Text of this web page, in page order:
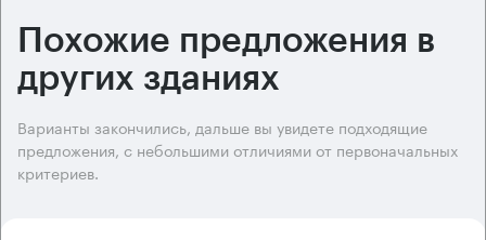
Похожие предложения в
других зданиях
Варианты закончились, дальше вы увидете подходящие
предложения, с небольшими отличиями от первоначальных
критериев.